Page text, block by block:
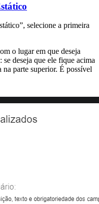
selecione a primeira
o lugar em que deseja
deseja que ele fique acima
parte superior. É possível